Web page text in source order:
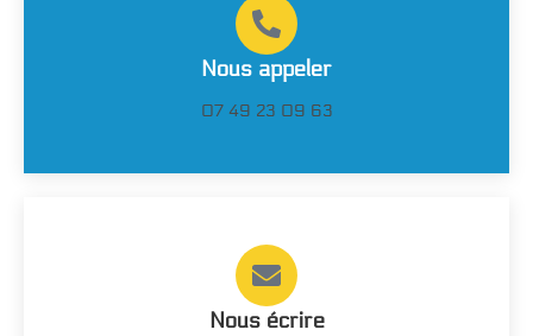
Nous appeler
07 49 23 09 63
Nous écrire